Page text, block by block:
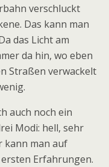
verschluckt
Das kann man
das Licht am
da hin, wo eben
Straßen verwackelt
auch noch ein
Modi: hell, sehr
kann man auf
Erfahrungen.